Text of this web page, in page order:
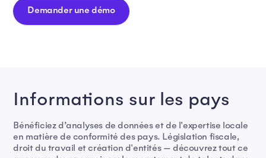
Demander une démo
Informations sur les pays
Bénéficiez d’analyses de données et de l'expertise locale
en matière de conformité des pays. Législation fiscale,
droit du travail et création d'entités — découvrez tout ce